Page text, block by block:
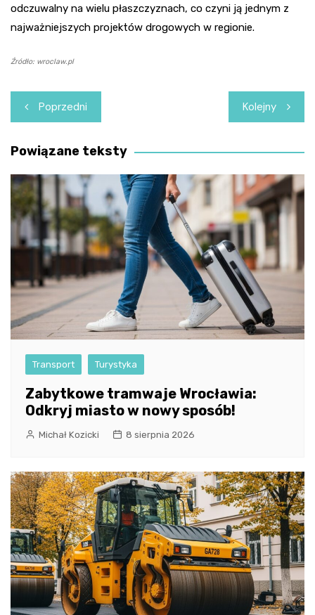
odczuwalny na wielu płaszczyznach, co czyni ją jednym z
najważniejszych projektów drogowych w regionie.
Źródło: wroclaw.pl
Nawigacja
wpisu
Poprzedni Kolejny
Powiązane teksty
Transport Turystyka
Zabytkowe tramwaje Wrocławia:
Odkryj miasto w nowy sposób!
Michał Kozicki 8 sierpnia 2026